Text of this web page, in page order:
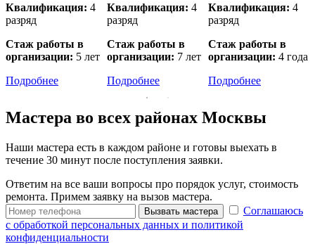
Квалификация: 4
разряд
Стаж работы в
организации: 5 лет
Подробнее
Квалификация: 4
разряд
Стаж работы в
организации: 7 лет
Подробнее
Квалификация: 4
разряд
Стаж работы в
организации: 4 года
Подробнее
Мастера во всех районах Москвы
Наши мастера есть в каждом районе и готовы выехать в
течение 30 минут после поступления заявки.
Ответим на все ваши вопросы про порядок услуг, стоимость
ремонта. Примем заявку на вызов мастера.
Вызвать мастера
Соглашаюсь
с обработкой персональных данных и политикой
конфиденциальности